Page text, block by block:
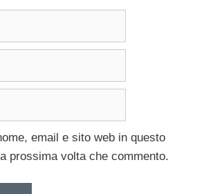
email e sito web in questo
prossima volta che commento.